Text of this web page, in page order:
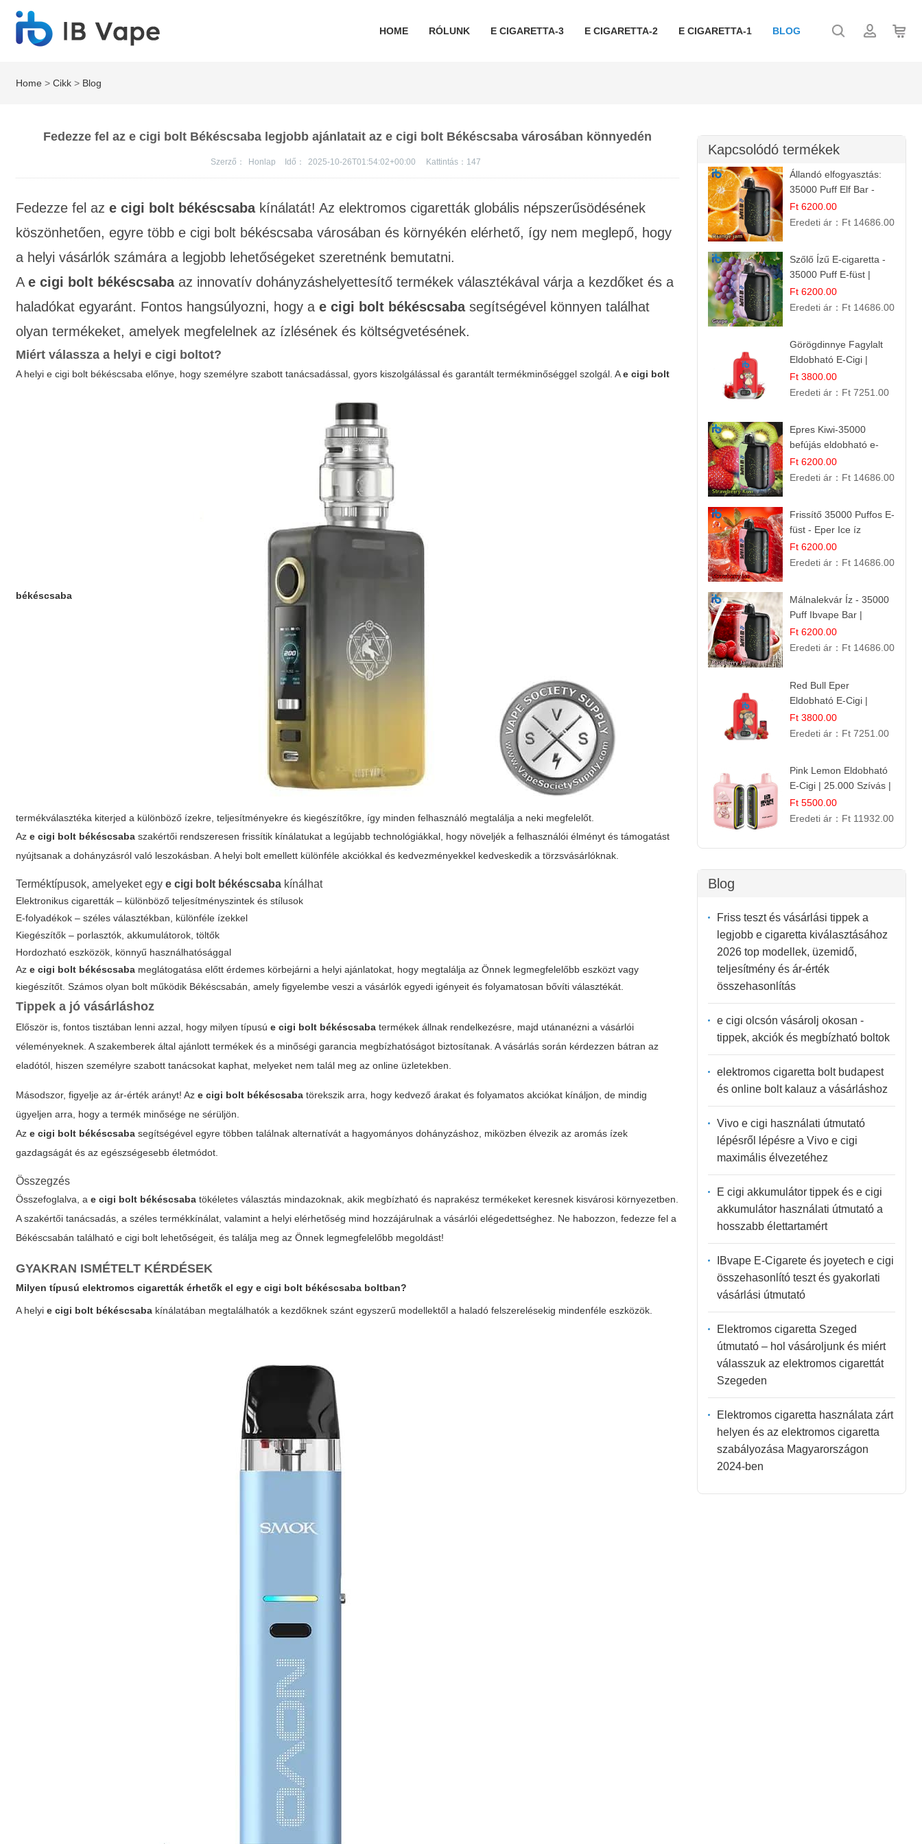
HOME RÓLUNK E CIGARETTA-3 E CIGARETTA-2 E CIGARETTA-1 BLOG
Home >Cikk > Blog
Fedezze fel az e cigi bolt Békéscsaba legjobb ajánlatait az e cigi bolt Békéscsaba városában könnyedén
Szerző： Honlap Idő： 2025-10-26T01:54:02+00:00 Kattintás： 147
Fedezze fel aze cigi bolt békéscsabakínálatát! Az elektromos cigaretták globális népszerűsödésének
köszönhetően, egyre többe cigi bolt békéscsaba városában és környékén elérhető, így nem meglepő, hogy
a helyi vásárlók számára a legjobb lehetőségeket szeretnénk bemutatni.
Ae cigi bolt békéscsabaaz innovatív dohányzáshelyettesítő termékek választékával várja a kezdőket és a
haladókat egyaránt. Fontos hangsúlyozni, hogy ae cigi bolt békéscsabasegítségével könnyen találhat
olyan termékeket, amelyek megfelelnek az ízlésének és költségvetésének.
Miért válassza a helyi e cigi boltot?
A helyi e cigi bolt békéscsaba előnye, hogy személyre szabott tanácsadással, gyors kiszolgálással és garantált termékminőséggel szolgál. Ae cigi bolt
békéscsaba
termékválasztéka kiterjed a különböző ízekre, teljesítményekre és kiegészítőkre, így minden felhasználó megtalálja a neki megfelelőt.
Aze cigi bolt békéscsaba szakértői rendszeresen frissítik kínálatukat a legújabb technológiákkal, hogy növeljék a felhasználói élményt és támogatást
nyújtsanak a dohányzásról való leszokásban. A helyi bolt emellett különféle akciókkal és kedvezményekkel kedveskedik a törzsvásárlóknak.
Terméktípusok, amelyeket egye cigi bolt békéscsaba kínálhat
Elektronikus cigaretták – különböző teljesítményszintek és stílusok
E-folyadékok – széles választékban, különféle ízekkel
Kiegészítők – porlasztók, akkumulátorok, töltők
Hordozható eszközök, könnyű használhatósággal
Aze cigi bolt békéscsaba meglátogatása előtt érdemes körbejárni a helyi ajánlatokat, hogy megtalálja az Önnek legmegfelelőbb eszközt vagy
kiegészítőt. Számos olyan bolt működik Békéscsabán, amely figyelembe veszi a vásárlók egyedi igényeit és folyamatosan bővíti választékát.
Tippek a jó vásárláshoz
Először is, fontos tisztában lenni azzal, hogy milyen típusúe cigi bolt békéscsaba termékek állnak rendelkezésre, majd utánanézni a vásárlói
véleményeknek. A szakemberek által ajánlott termékek és a minőségi garancia megbízhatóságot biztosítanak. A vásárlás során kérdezzen bátran az
eladótól , hiszen személyre szabott tanácsokat kaphat, melyeket nem talál meg az online üzletekben.
Másodszor, figyelje az ár-érték arányt! Aze cigi bolt békéscsaba törekszik arra, hogy kedvező árakat és folyamatos akciókat kínáljon, de mindig
ügyeljen arra, hogy a termék minősége ne sérüljön.
Aze cigi bolt békéscsaba segítségével egyre többen találnak alternatívát a hagyományos dohányzáshoz, miközben élvezik az aromás ízek
gazdagságát és az egészségesebb életmódot.
Összegzés
Összefoglalva, ae cigi bolt békéscsaba tökéletes választás mindazoknak, akik megbízható és naprakész termékeket keresnek kisvárosi környezetben.
A szakértői tanácsadás, a széles termékkínálat, valamint a helyi elérhetőség mind hozzájárulnak a vásárlói elégedettséghez. Ne habozzon, fedezze fel a
Békéscsabán találhatóe cigi bolt lehetőségeit, és találja meg az Önnek legmegfelelőbb megoldást!
GYAKRAN ISMÉTELT KÉRDÉSEK
Milyen típusú elektromos cigaretták érhetők el egye cigi bolt békéscsaba boltban?
A helyie cigi bolt békéscsaba kínálatában megtalálhatók a kezdőknek szánt egyszerű modellektől a haladó felszerelésekig mindenféle eszközök.
Kapcsolódó termékek
Állandó elfogyasztás:
35000 Puff Elf Bar -
Narancslekvár íz
Ft 6200.00
Eredeti ár： Ft 14686.00
Szőlő Ízű E-cigaretta -
35000 Puff E-füst |
Intenzív
Gyümölcsélmény!
Ft 6200.00
Eredeti ár： Ft 14686.00
Görögdinnye Fagylalt
Eldobható E-Cigi |
12.000 Szívás | Édes
Vízidín Íz
Ft 3800.00
Eredeti ár： Ft 7251.00
Epres Kiwi-35000
befújás eldobható e-
cigaretta
Ft 6200.00
Eredeti ár： Ft 14686.00
Frissítő 35000 Puffos E-
füst - Eper Ice íz
Ft 6200.00
Eredeti ár： Ft 14686.00
Málnalekvár Íz - 35000
Puff Ibvape Bar |
Gazdag Gyümölcsös
Ízélmény!
Ft 6200.00
Eredeti ár： Ft 14686.00
Red Bull Eper
Eldobható E-Cigi |
Energiaital Íz | Készülék
Használat
Ft 3800.00
Eredeti ár： Ft 7251.00
Pink Lemon Eldobható
E-Cigi | 25.000 Szívás |
Rózsaszín Citrom Íz
Ft 5500.00
Eredeti ár： Ft 11932.00
Blog
Friss teszt és vásárlási tippek a
legjobb e cigaretta kiválasztásához
2026 top modellek, üzemidő,
teljesítmény és ár-érték
összehasonlítás
e cigi olcsón vásárolj okosan -
tippek, akciók és megbízható boltok
elektromos cigaretta bolt budapest
és online bolt kalauz a vásárláshoz
Vivo e cigi használati útmutató
lépésről lépésre a Vivo e cigi
maximális élvezetéhez
E cigi akkumulátor tippek és e cigi
akkumulátor használati útmutató a
hosszabb élettartamért
IBvape E-Cigarete és joyetech e cigi
összehasonlító teszt és gyakorlati
vásárlási útmutató
Elektromos cigaretta Szeged
útmutató – hol vásároljunk és miért
válasszuk az elektromos cigarettát
Szegeden
Elektromos cigaretta használata zárt
helyen és az elektromos cigaretta
szabályozása Magyarországon
2024-ben